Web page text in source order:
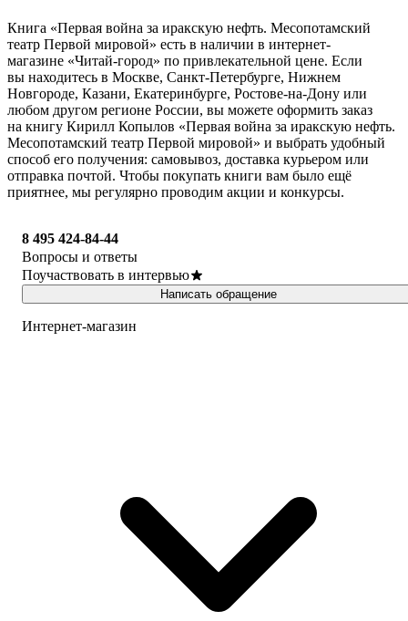
Книга «Первая война за иракскую нефть. Месопотамский
театр Первой мировой» есть в наличии в интернет-
магазине «Читай-город» по привлекательной цене. Если
вы находитесь в Москве, Санкт-Петербурге, Нижнем
Новгороде, Казани, Екатеринбурге, Ростове-на-Дону или
любом другом регионе России, вы можете оформить заказ
на книгу Кирилл Копылов «Первая война за иракскую нефть.
Месопотамский театр Первой мировой» и выбрать удобный
способ его получения: самовывоз, доставка курьером или
отправка почтой. Чтобы покупать книги вам было ещё
приятнее, мы регулярно проводим акции и конкурсы.
8 495 424-84-44
Вопросы и ответы
Поучаствовать в интервью
Написать обращение
Интернет-магазин